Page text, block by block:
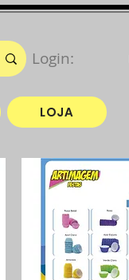
LOJA
Login: